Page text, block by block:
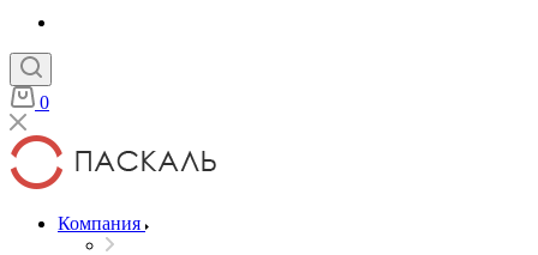
0
Компания